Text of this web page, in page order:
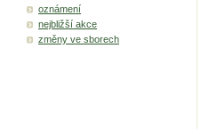
oznámení
nejbližší akce
změny ve sborech